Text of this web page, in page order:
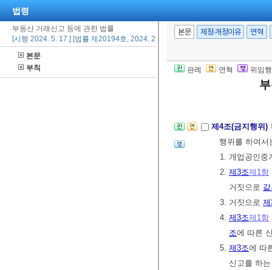
법령
부동산 거래신고 등에 관한 법률
[시행 2024. 5. 17.] [법률 제20194호, 2024. 2. 6., 타법개정]
본문
부칙
본문 제정·개정이유 연혁
판례 연혁 위임
② 개업공인중
할 수 있다. 다
③ 제1항 및 제
[본조신설
제4조(금지행위)
행위를 하여
1. 개업공인중
2. 제3조제1항
거짓으로
3. 거짓으로
4. 제3조제1항
조에 따른
5. 제3조에 따
신고를 하